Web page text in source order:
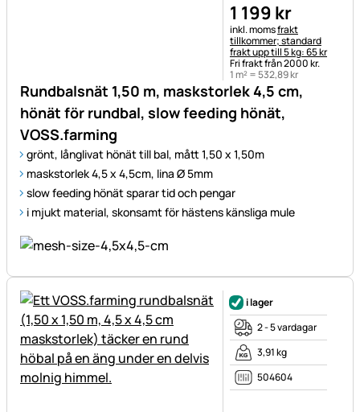
Rundbalsnät 1,50 m, maskstorlek 4,5 cm,
hönät för rundbal, slow feeding hönät,
VOSS.farming
grönt, långlivat hönät till bal, mått 1,50 x 1,50m
maskstorlek 4,5 x 4,5cm, lina Ø 5mm
slow feeding hönät sparar tid och pengar
i mjukt material, skonsamt för hästens känsliga mule
1 199 kr
Skatteinformation:
inkl. momsfrakt
tillkommer; standard
frakt upp till 5 kg: 65 kr
Fri frakt från 2000 kr.
1 m² = 532,89kr
i lager
2 - 5 vardagar
3,91 kg
504604